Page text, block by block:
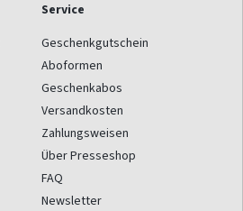
Service
Geschenkgutschein
Aboformen
Geschenkabos
Versandkosten
Zahlungsweisen
Über Presseshop
FAQ
Newsletter